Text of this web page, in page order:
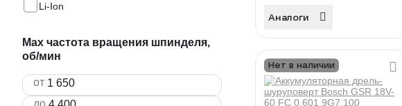
Li-Ion
Max частота вращения шпинделя,
об/мин
от
до
Аналоги
Нет в наличии